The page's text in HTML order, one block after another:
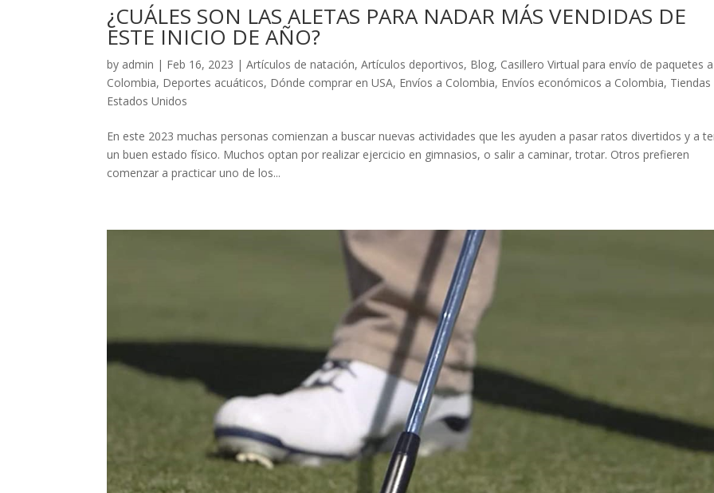
¿CUÁLES SON LAS ALETAS PARA NADAR MÁS VENDIDAS DE
ESTE INICIO DE AÑO?
by admin | Feb 16, 2023 |Artículos de natación,Artículos deportivos, Blog, Casillero Virtual para envío de paquetes a
Colombia, Deportes acuáticos, Dónde comprar en USA, Envíos a Colombia, Envíos económicos a Colombia, Tiendas
Estados Unidos
En este 2023 muchas personas comienzan a buscar nuevas actividades que les ayuden a pasar ratos divertidos y a
un buen estado físico. Muchos optan por realizar ejercicio en gimnasios, o salir a caminar, trotar. Otros prefieren
comenzar a practicar uno de los...